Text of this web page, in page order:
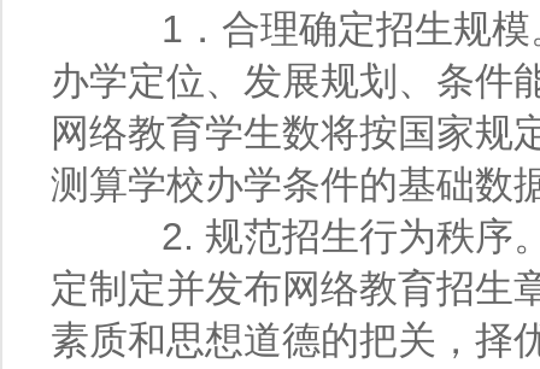
1．合理确定招生规模
办学定位、发展规划、条件
网络教育学生数将按国家规
测算学校办学条件的基础数
2. 规范招生行为秩序。
定制定并发布网络教育招生
素质和思想道德的把关，择